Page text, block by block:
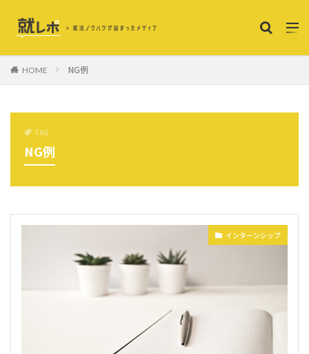
HOME NG例
TAG
NG例
インターンシップ